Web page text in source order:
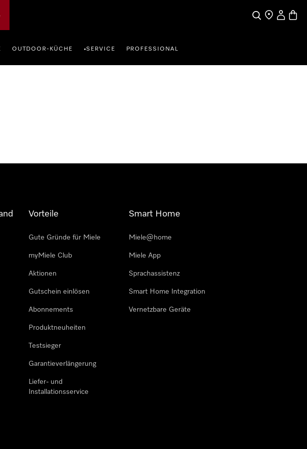
SucheHändler
Mein
OUTDOOR-KÜCHE •SERVICE PROFESSIONAL
Vorteile
Gute Gründe für Miele
myMiele Club
Aktionen
Gutschein einlösen
Abonnements
Produktneuheiten
Testsieger
Garantieverlängerung
Liefer- und
Installationsservice
Smart Home
Miele@home
Miele App
Sprachassistenz
Smart Home Integration
Vernetzbare Geräte